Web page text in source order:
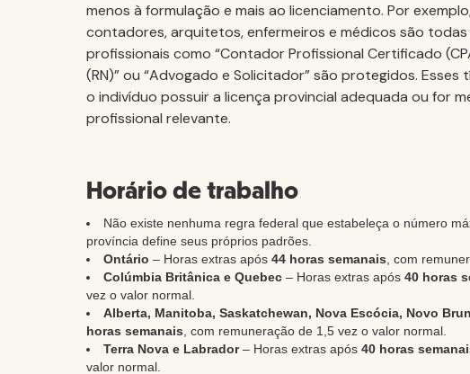
menos à formulação e mais ao licenciamento. Por
contadores, arquitetos, enfermeiros e médicos são
profissionais como “Contador Profissional Certificado
(RN)” ou “Advogado e Solicitador” são protegidos.
o indivíduo possuir a licença provincial adequada ou for
profissional relevante.
Horário de trabalho
Não existe nenhuma regra federal que estabeleça o número
província define seus próprios padrões.
Ontário – Horas extras após 44 horas semanais , com
Colúmbia Britânica e Quebec – Horas extras após 40 horas
vez o valor normal.
Alberta, Manitoba, Saskatchewan, Nova Escócia, Novo
horas semanais , com remuneração de 1,5 vez o valor normal.
Terra Nova e Labrador– Horas extras após 40 horas
valor normal.